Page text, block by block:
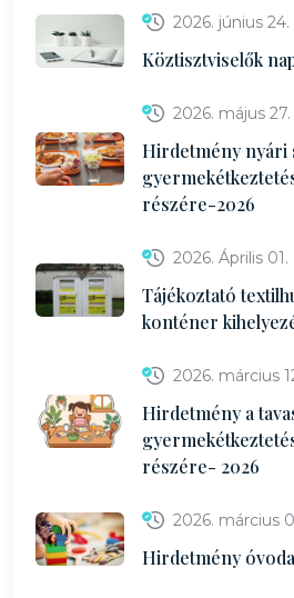
2026. június 24.
Köztisztviselők
2026. május 27.
Hirdetmény nyári
részére-2026
2026. Április 01.
Tájékoztató
konténer
2026. március
Hirdetmény a
részére- 2026
2026. március
Hirdetmény